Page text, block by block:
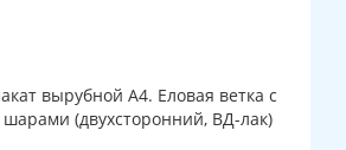
вырубной А4. Еловая ветка с
(двухсторонний, ВД-лак)